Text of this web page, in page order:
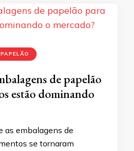
de papelão
estão dominando
as embalagens de
se tornaram